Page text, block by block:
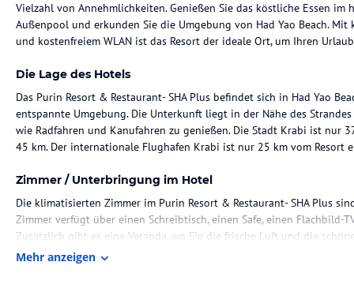
Vielzahl von Annehmlichkeiten. Genießen Sie das köstliche Essen im
Außenpool und erkunden Sie die Umgebung von Had Yao Beach.
und kostenfreiem WLAN ist das Resort der ideale Ort, um Ihren
Die Lage des Hotels
Das Purin Resort & Restaurant- SHA Plus befindet sich in Had Yao
entspannte Umgebung. Die Unterkunft liegt in der Nähe des
wie Radfahren und Kanufahren zu genießen. Die Stadt Krabi ist nur
45 km. Der internationale Flughafen Krabi ist nur 25 km vom Resort
Zimmer / Unterbringung im Hotel
Die klimatisierten Zimmer im Purin Resort & Restaurant- SHA Plus
Zimmer verfügt über einen Schreibtisch, einen Safe, einen Flachbild-
Zusätzlich gibt es eine Veranda, wo Sie die frische Luft und die
Kleiderschrank steht Ihnen auch zur Verfügung, um Ihre Sachen
Mehr anzeigen